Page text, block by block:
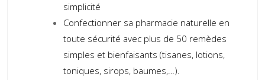
simplicité
Confectionner sa pharmacie naturelle en
toute sécurité avec plus de 50 remèdes
simples et bienfaisants (tisanes, lotions,
toniques, sirops, baumes,…).